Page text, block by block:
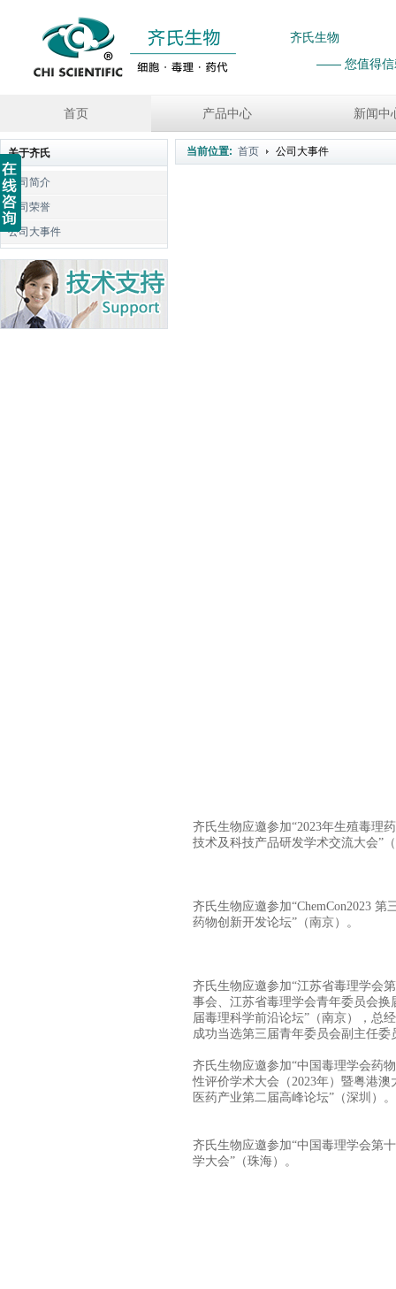
齐氏生物
—— 您值得信
首页 产品中心 新闻中
关于齐氏
公司简介
公司荣誉
公司大事件
当前位置: 首页 公司大事件
齐氏生物应邀参加“2023年生殖毒理
技术及科技产品研发学术交流大会”
齐氏生物应邀参加“ChemCon2023 第
药物创新开发论坛”（南京）。
齐氏生物应邀参加“江苏省毒理学会
事会、江苏省毒理学会青年委员会换
届毒理科学前沿论坛”（南京），总
成功当选第三届青年委员会副主任委
齐氏生物应邀参加“中国毒理学会药
性评价学术大会（2023年）暨粤港澳
医药产业第二届高峰论坛”（深圳）。
齐氏生物应邀参加“中国毒理学会第
学大会”（珠海）。